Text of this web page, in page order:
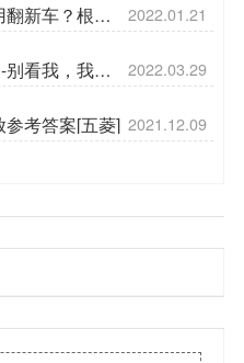
新车？根本 2022.01.21
看我，我都 2022.03.29
考答案[五菱] 2021.12.09